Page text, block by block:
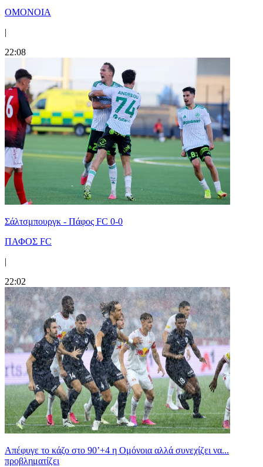
ΟΜΟΝΟΙΑ
|
22:08
Σάλτσμπουργκ - Πάφος FC 0-0
ΠΑΦΟΣ FC
|
22:02
Απέφυγε το κάζο στο 90’+4 η Ομόνοια αλλά συνεχίζει να...
προβληματίζει